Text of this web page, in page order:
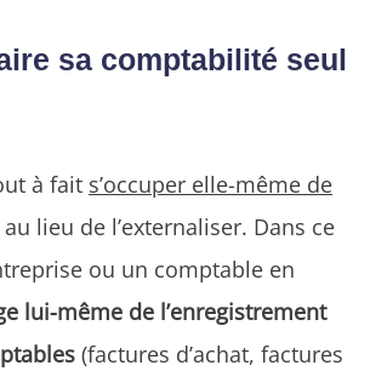
sa comptabilité seul
à fait s’occuper elle-même de
au lieu de l’externaliser. Dans ce
ou un comptable en
lui-même de l’enregistrement
(factures d’achat, factures